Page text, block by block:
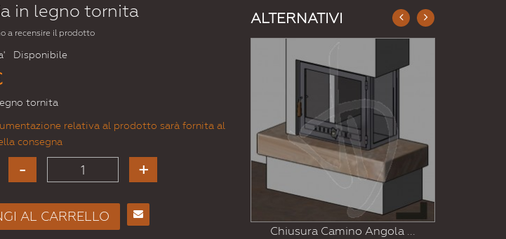
in legno tornita
a recensire il prodotto
Disponibile
tornita
relativa al prodotto sarà fornita al
consegna
AL CARRELLO
ALTERNATIVI
Chiusura camino linear ...
Chiusura Camino Angola ...